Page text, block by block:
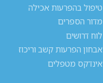
טיפול בהפרעות אכילה
מדור הספרים
לוח דרושים
אבחון הפרעות קשב וריכוז
אינדקס מטפלים